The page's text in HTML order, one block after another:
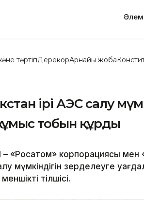
тәртіпДерекқорАрнайы жоба
ірі АЭС салу
тобын құрды
«Росатом» корпорациясы мен
мүмкіндігін зерделеуге
тілшісі.